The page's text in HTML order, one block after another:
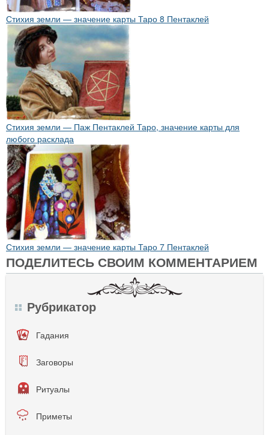
Стихия земли — значение карты Таро 8 Пентаклей
Стихия земли — Паж Пентаклей Таро, значение карты для
любого расклада
Стихия земли — значение карты Таро 7 Пентаклей
ПОДЕЛИТЕСЬ СВОИМ КОММЕНТАРИЕМ
Рубрикатор
Гадания
Заговоры
Ритуалы
Приметы